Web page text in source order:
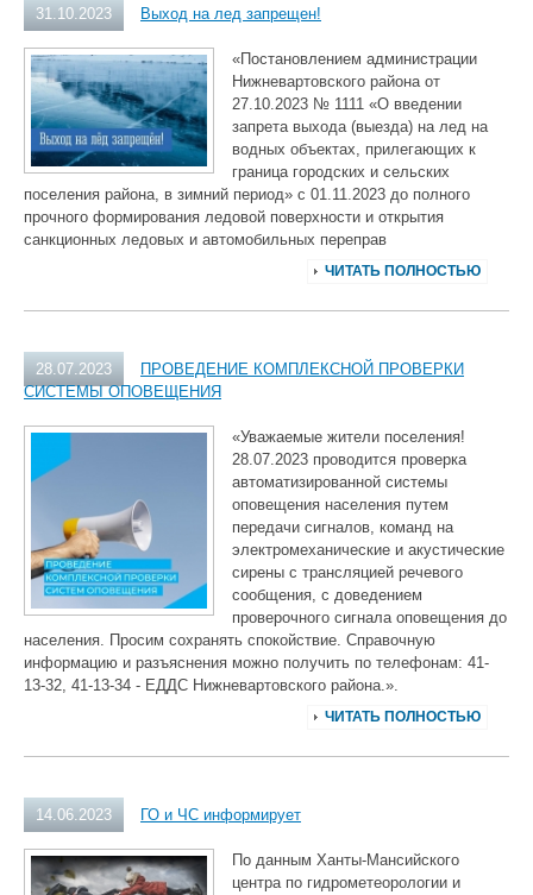
31.10.2023 Выход на лед запрещен!
«Постановлением администрации
Нижневартовского района от
27.10.2023 № 1111 «О введении
запрета выхода (выезда) на лед на
водных объектах, прилегающих к
граница городских и сельских
поселения района, в зимний период» с 01.11.2023 до полного
прочного формирования ледовой поверхности и открытия
санкционных ледовых и автомобильных переправ
ЧИТАТЬ ПОЛНОСТЬЮ
28.07.2023
ПРОВЕДЕНИЕ КОМПЛЕКСНОЙ ПРОВЕРКИ
СИСТЕМЫ ОПОВЕЩЕНИЯ
«Уважаемые жители поселения!
28.07.2023 проводится проверка
автоматизированной системы
оповещения населения путем
передачи сигналов, команд на
электромеханические и акустические
сирены с трансляцией речевого
сообщения, с доведением
проверочного сигнала оповещения до
населения. Просим сохранять спокойствие. Справочную
информацию и разъяснения можно получить по телефонам: 41-
13-32, 41-13-34 - ЕДДС Нижневартовского района.».
ЧИТАТЬ ПОЛНОСТЬЮ
14.06.2023 ГО и ЧС информирует
По данным Ханты-Мансийского
центра по гидрометеорологии и